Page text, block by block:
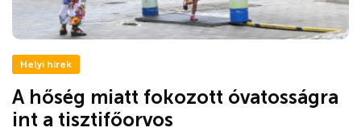
Helyi hírek
A hőség miatt fokozott óvatosságra
int a tisztifőorvos